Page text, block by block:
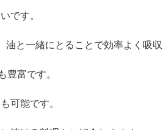
健康に効果を発揮し、さらに保存
ンが豊富に含まれています。
です。
と一緒にとることで効率よく吸収